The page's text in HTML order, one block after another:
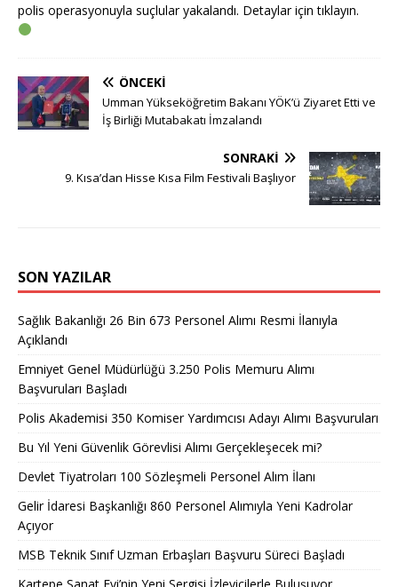
polis operasyonuyla suçlular yakalandı. Detaylar için tıklayın.
ÖNCEKI
Umman Yükseköğretim Bakanı YÖK’ü Ziyaret Etti ve
İş Birliği Mutabakatı İmzalandı
SONRAKI
9. Kısa’dan Hisse Kısa Film Festivali Başlıyor
SON YAZILAR
Sağlık Bakanlığı 26 Bin 673 Personel Alımı Resmi İlanıyla
Açıklandı
Emniyet Genel Müdürlüğü 3.250 Polis Memuru Alımı
Başvuruları Başladı
Polis Akademisi 350 Komiser Yardımcısı Adayı Alımı Başvuruları
Bu Yıl Yeni Güvenlik Görevlisi Alımı Gerçekleşecek mi?
Devlet Tiyatroları 100 Sözleşmeli Personel Alım İlanı
Gelir İdaresi Başkanlığı 860 Personel Alımıyla Yeni Kadrolar
Açıyor
MSB Teknik Sınıf Uzman Erbaşları Başvuru Süreci Başladı